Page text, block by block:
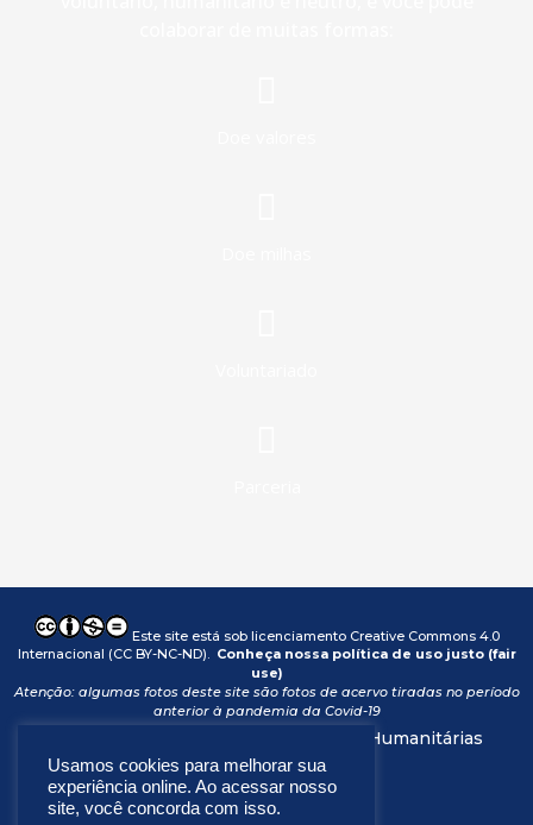
Este site está sob licenciamento Creative Commons 4.0
Internacional (CC BY-NC-ND). Conheça nossa política de uso justo (fair
use)
Atenção: algumas fotos deste site são fotos de acervo tiradas no período
anterior à pandemia da Covid-19
© Copyright Fraternidade – Missões Humanitárias
Internacionais (FMHI)
Usamos cookies para melhorar sua
experiência online. Ao acessar nosso
site, você concorda com isso.